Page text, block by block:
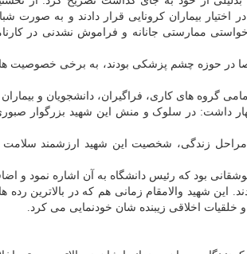
بیماران کرونایی قرار دادند و به صورت
ممارستی جانانه و فراموش نشدنی در
در حوزه چشم پزشکی بودند، به برخی خصوصیت
گروه های کاری، فراگیران، دانشجویان و بیماران
داشت: در سلوک و منش این شهید بزرگوار
زندگی، شخصیت این شهید ارزشمند سلامت
بود که رئیس دانشگاه به آن اشاره نمود و
این شهید والامقام زمانی هم که در بالاترین رده
اخلاقی زیبنده شان خودنمایی می کرد.